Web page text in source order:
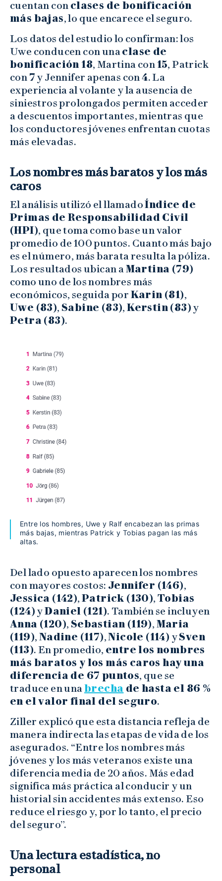
cuentan con clases de bonificación
más bajas, lo que encarece el seguro.
Los datos del estudio lo confirman: los
Uwe conducen con unaclase de
bonificación 18, Martina con 15, Patrick
con 7 y Jennifer apenas con4. La
experiencia al volante y la ausencia de
siniestros prolongados permiten acceder
a descuentos importantes, mientras que
los conductores jóvenes enfrentan cuotas
más elevadas.
Los nombres más baratos y los más
caros
El análisis utilizó el llamadoÍndice de
Primas de Responsabilidad Civil
(HPI), que toma como base un valor
promedio de 100 puntos. Cuanto más bajo
es el número, más barata resulta la póliza.
Los resultados ubican aMartina (79)
como uno de los nombres más
económicos, seguida por Karin (81),
Uwe (83), Sabine (83),Kerstin (83) y
Petra (83).
Entre los hombres, Uwe y Ralf encabezan las primas
más bajas, mientras Patrick y Tobias pagan las más
altas.
Del lado opuesto aparecen los nombres
con mayores costos: Jennifer (146),
Jessica (142),Patrick (130),Tobias
(124) yDaniel (121). También se incluyen
Anna (120), Sebastian (119), Maria
(119), Nadine (117),Nicole (114) ySven
(113). En promedio, entre los nombres
más baratos y los más caros hay una
diferencia de 67 puntos, que se
traduce en unabrecha de hasta el 86 %
en el valor final del seguro.
Ziller explicó que esta distancia refleja de
manera indirecta las etapas de vida de los
asegurados. “Entre los nombres más
jóvenes y los más veteranos existe una
diferencia media de 20 años. Más edad
significa más práctica al conducir y un
historial sin accidentes más extenso. Eso
reduce el riesgo y, por lo tanto, el precio
del seguro”.
Una lectura estadística, no
personal